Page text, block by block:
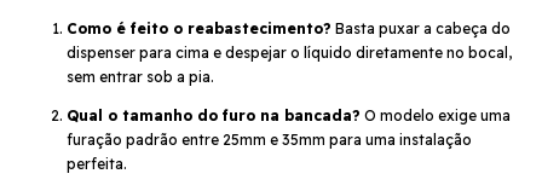
Como é feito o reabastecimento? Basta puxar a cabeça do
dispenser para cima e despejar o líquido diretamente no bocal,
sem entrar sob a pia.
Qual o tamanho do furo na bancada? O modelo exige uma
furação padrão entre 25mm e 35mm para uma instalação
perfeita.